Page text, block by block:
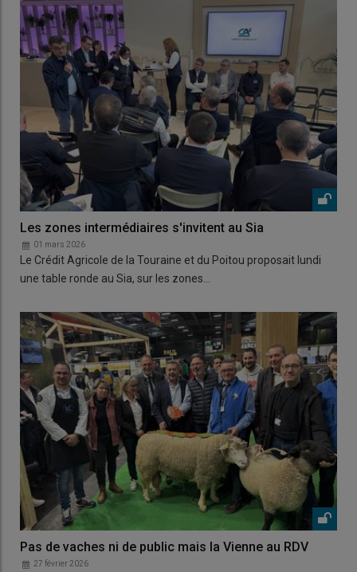
Les zones intermédiaires s'invitent au Sia
01 mars 2026
Le Crédit Agricole de la Touraine et du Poitou proposait lundi
une table ronde au Sia, sur les zones…
Pas de vaches ni de public mais la Vienne au RDV
27 février 2026